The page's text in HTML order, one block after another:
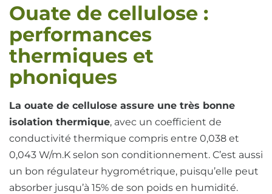
Ouate de cellulose :
performances
thermiques et
phoniques
La ouate de cellulose assure une très bonne
isolation thermique, avec un coefficient de
conductivité thermique compris entre 0,038 et
0,043 W/m.K selon son conditionnement. C’est aussi
un bon régulateur hygrométrique, puisqu’elle peut
absorber jusqu’à 15% de son poids en humidité.